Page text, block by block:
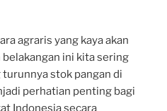
agraris yang kaya akan
ini kita sering
stok pangan di
perhatian penting bagi
Indonesia secara